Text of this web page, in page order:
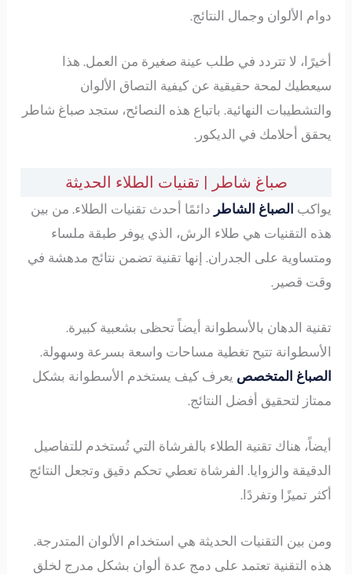
دوام الألوان وجمال النتائج.
أخيرًا، لا تتردد في طلب عينة صغيرة من العمل. هذا
سيعطيك لمحة حقيقية عن كيفية التصاق الألوان
والتشطيبات النهائية. باتباع هذه النصائح، ستجد صباغ شاطر
يحقق أحلامك في الديكور.
صباغ شاطر | تقنيات الطلاء الحديثة
يواكب الصباغ الشاطر دائمًا أحدث تقنيات الطلاء. من بين
هذه التقنيات هي طلاء الرش، الذي يوفر طبقة ملساء
ومتساوية على الجدران. إنها تقنية تضمن نتائج مدهشة في
وقت قصير.
تقنية الدهان بالأسطوانة أيضاً تحظى بشعبية كبيرة.
الأسطوانة تتيح تغطية مساحات واسعة بسرعة وسهولة.
الصباغ المتخصص يعرف كيف يستخدم الأسطوانة بشكل
ممتاز لتحقيق أفضل النتائج.
أيضاً، هناك تقنية الطلاء بالفرشاة التي تُستخدم للتفاصيل
الدقيقة والزوايا. الفرشاة تعطي تحكم دقيق وتجعل النتائج
أكثر تميزًا وتفردًا.
ومن بين التقنيات الحديثة هي استخدام الألوان المتدرجة.
هذه التقنية تعتمد على دمج عدة ألوان بشكل مدرج لخلق